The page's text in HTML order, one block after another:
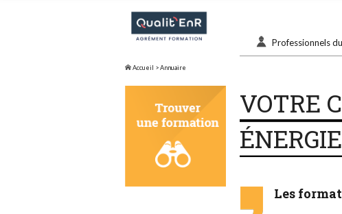
Professionnels
Accueil > Annuaire
VOTRE
Les